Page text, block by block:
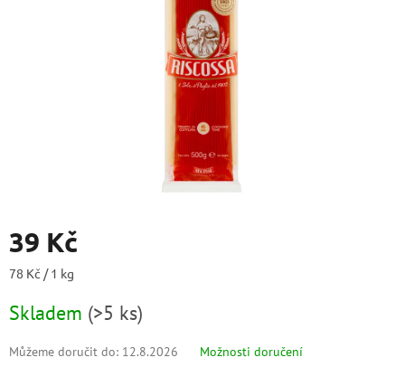
39 Kč
Měrná
78 Kč / 1 kg
Skladem (>5 ks)
Můžeme doručit do: 12.8.2026 Možnosti doručení